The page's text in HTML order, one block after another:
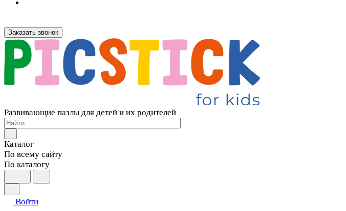
Заказать звонок
Развивающие пазлы для детей и их родителей
Каталог
По всему сайту
По каталогу
Войти